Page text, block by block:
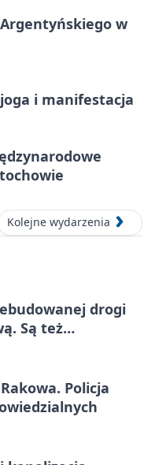
w
i manifestacja
Kolejne wydarzenia
drogi
Są też
Policja